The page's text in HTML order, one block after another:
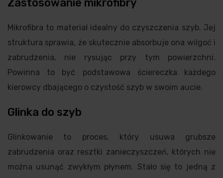
Zastosowanie mikrofibry
Mikrofibra to materiał idealny do czyszczenia szyb. Jej
struktura sprawia, że skutecznie absorbuje ona wilgoć i
zabrudzenia, nie rysując przy tym powierzchni.
Powinna to być podstawowa ściereczka każdego
kierowcy dbającego o czystość szyb w swoim aucie.
Glinka do szyb
Glinkowanie to proces, który usuwa grubsze
zabrudzenia oraz resztki zanieczyszczeń, których nie
można usunąć zwykłym płynem. Stało się to jedną z